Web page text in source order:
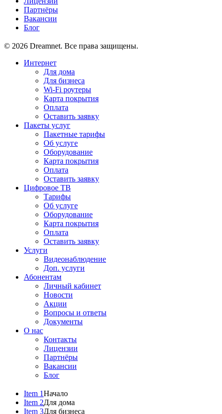
Партнёры
Вакансии
Блог
© 2026 Dreamnet. Все права защищены.
Интернет
Для дома
Для бизнеса
Wi-Fi роутеры
Карта покрытия
Оплата
Оставить заявку
Пакеты услуг
Пакетные тарифы
Об услуге
Оборудование
Карта покрытия
Оплата
Оставить заявку
Цифровое ТВ
Тарифы
Об услуге
Оборудование
Карта покрытия
Оплата
Оставить заявку
Услуги
Видеонаблюдение
Доп. услуги
Абонентам
Личный кабинет
Новости
Акции
Вопросы и ответы
Документы
О нас
Контакты
Лицензии
Партнёры
Вакансии
Блог
Item 1Начало
Item 2Для дома
Item 3Для бизнеса